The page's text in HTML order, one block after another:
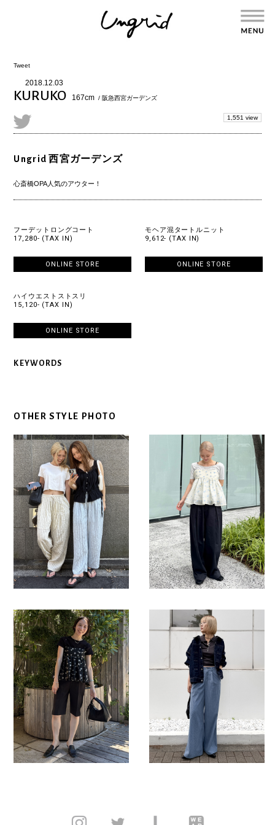
Tweet
2018.12.03
KURUKO 167cm / 阪急西宮ガーデンズ
1,551 view
Ungrid 西宮ガーデンズ
心斎橋OPA人気のアウター！
フーデットロングコート
17,280- (TAX IN)
ONLINE STORE
モヘア混タートルニット
9,612- (TAX IN)
ONLINE STORE
ハイウエストストスリ
15,120- (TAX IN)
ONLINE STORE
KEYWORDS
OTHER STYLE PHOTO